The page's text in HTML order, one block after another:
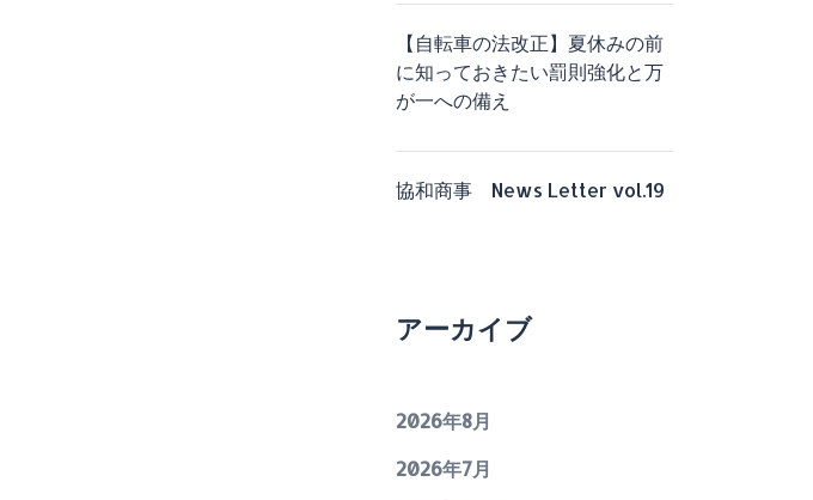
【自転車の法改正】夏休みの前
に知っておきたい罰則強化と万
が一への備え
協和商事 News Letter vol.19
アーカイブ
2026年8月
2026年7月